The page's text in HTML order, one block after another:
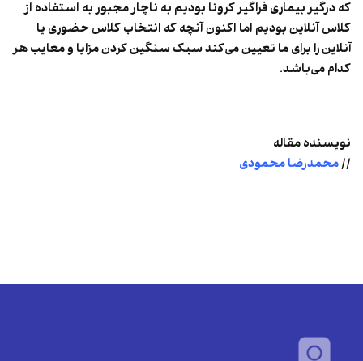
که درگیر بیماری فراگیر کرونا بودیم به ناچار مجبور به استفاده از
کلاس آنلاین بودیم اما اکنون آنچه که انتخاب کلاس حضوری یا
آنلاین را برای ما تعیین می‌کند سبک سنگین کردن مزایا و معایب هر
کدام می‌باشد.
نویسنده مقاله
//محمدرضا محمودی